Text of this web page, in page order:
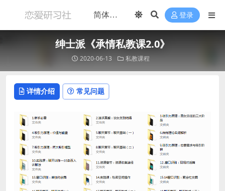
登录
绅士派《承情私教课2.0》
2020-06-13 私教课程
详情介绍 常见问题